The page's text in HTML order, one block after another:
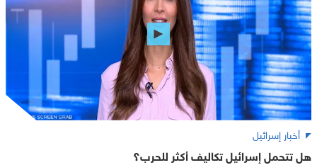
أخبار إسرائيل
هل تتحمل إسرائيل تكاليف أكثر للحرب؟